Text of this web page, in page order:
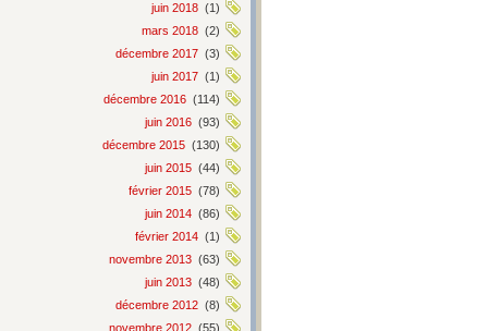
juin 2018 (1)
mars 2018 (2)
décembre 2017 (3)
juin 2017 (1)
décembre 2016 (114)
juin 2016 (93)
décembre 2015 (130)
juin 2015 (44)
février 2015 (78)
juin 2014 (86)
février 2014 (1)
novembre 2013 (63)
juin 2013 (48)
décembre 2012 (8)
novembre 2012 (55)